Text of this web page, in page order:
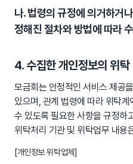
나. 법령의 규정에 의거하거
정해진 절차와 방법에 따라
4. 수집한 개인정보의 위탁
모금회는 안정적인 서비스 제공
있으며, 관계 법령에 따라 위탁
수 있도록 필요한 사항을 규정하
위탁처리 기관 및 위탁업무 내용
[개인정보 위탁업체]